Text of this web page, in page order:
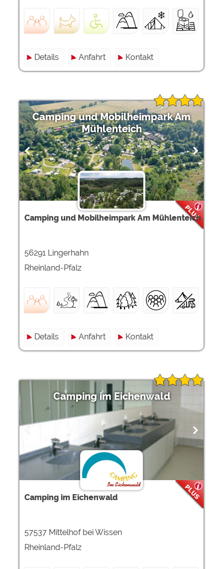
Details Anfahrt Kontakt
Camping und Mobilheimpark Am
Mühlenteich
Camping und Mobilheimpark Am Mühlenteich
56291 Lingerhahn
Rheinland-Pfalz
Details Anfahrt Kontakt
Camping im Eichenwald
Camping im Eichenwald
57537 Mittelhof bei Wissen
Rheinland-Pfalz